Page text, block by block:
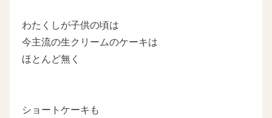
わたくしが子供の頃は
今主流の生クリームのケーキは
ほとんど無く
ショートケーキも